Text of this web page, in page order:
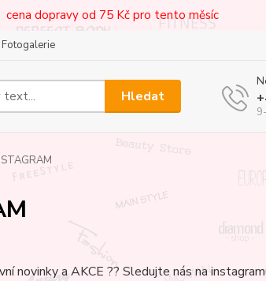
cena dopravy od 75 Kč pro tento měsíc
Fotogalerie
Hledat
novinky a AKCE ?? Sledujte nás na